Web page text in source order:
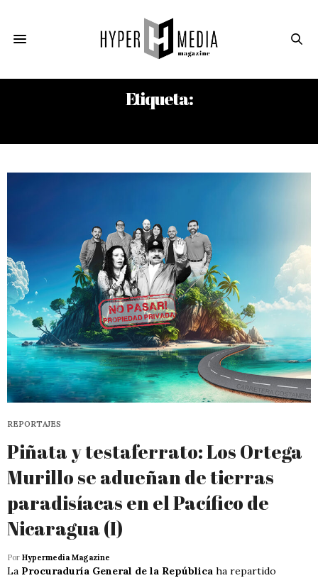
Etiqueta:
REPORTAJES
Piñata y testaferrato: Los Ortega
Murillo se adueñan de tierras
paradisíacas en el Pacífico de
Nicaragua (I)
Por Hypermedia Magazine
La Procuraduría General de la República ha repartido